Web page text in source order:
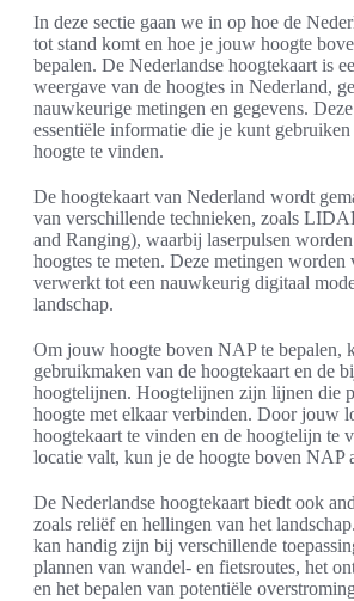
In deze sectie gaan we in op hoe de
tot stand komt en hoe je jouw hoogte
bepalen. De Nederlandse hoogtekaart is
weergave van de hoogtes in Nederland,
nauwkeurige metingen en gegevens.
essentiële informatie die je kunt
hoogte te vinden.
De hoogtekaart van Nederland wordt
van verschillende technieken, zoals
and Ranging), waarbij laserpulsen
hoogtes te meten. Deze metingen worden
verwerkt tot een nauwkeurig digitaal
landschap.
Om jouw hoogte boven NAP te bepalen,
gebruikmaken van de hoogtekaart en de
hoogtelijnen. Hoogtelijnen zijn lijnen die
hoogte met elkaar verbinden. Door jouw
hoogtekaart te vinden en de hoogtelijn te
locatie valt, kun je de hoogte boven NAP
De Nederlandse hoogtekaart biedt ook
zoals reliëf en hellingen van het
kan handig zijn bij verschillende
plannen van wandel- en fietsroutes, het
en het bepalen van potentiële